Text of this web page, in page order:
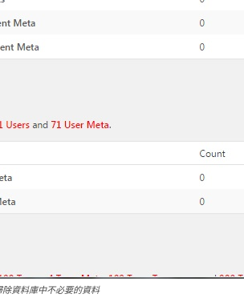
資料庫中不必要的資料